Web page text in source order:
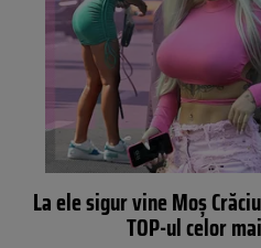
La ele sigur vine Moș
TOP-ul celor